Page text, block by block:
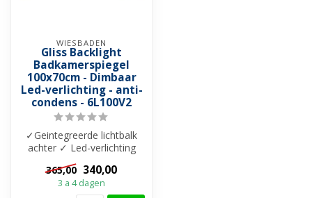
WIESBADEN
Gliss Backlight
Badkamerspiegel
100x70cm - Dimbaar
Led-verlichting - anti-
condens - 6L100V2
✓Geintegreerde lichtbalk
achter ✓ Led-verlichting
geleidelijk 3500K tot 6500K
✓ ...
365,00 340,00
3 a 4 dagen